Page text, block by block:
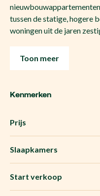
tussen de statige, hogere
woningen uit de jaren
Toon meer
Kenmerken
Prijs
Slaapkamers
Start verkoop